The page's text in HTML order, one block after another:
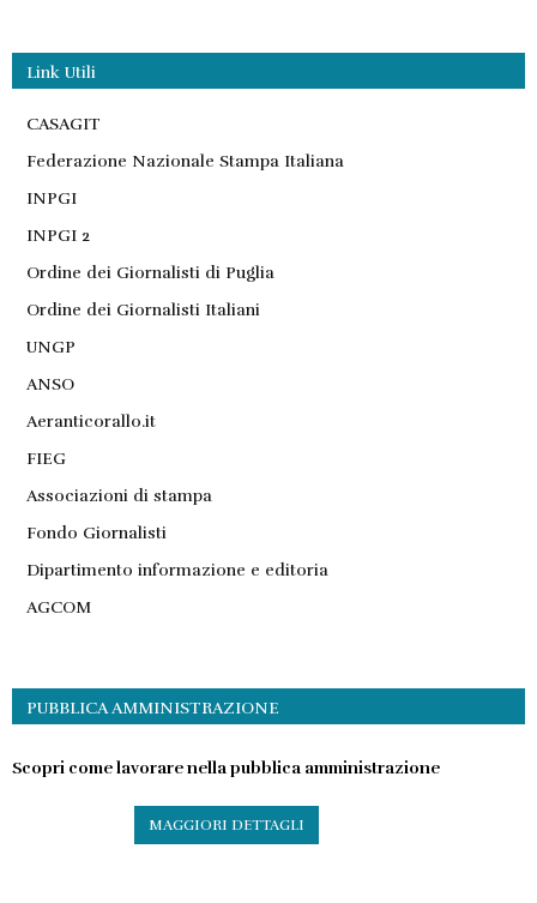
Link Utili
CASAGIT
Federazione Nazionale Stampa Italiana
INPGI
INPGI 2
Ordine dei Giornalisti di Puglia
Ordine dei Giornalisti Italiani
UNGP
ANSO
Aeranticorallo.it
FIEG
Associazioni di stampa
Fondo Giornalisti
Dipartimento informazione e editoria
AGCOM
PUBBLICA AMMINISTRAZIONE
Scopri come lavorare nella pubblica amministrazione
MAGGIORI DETTAGLI